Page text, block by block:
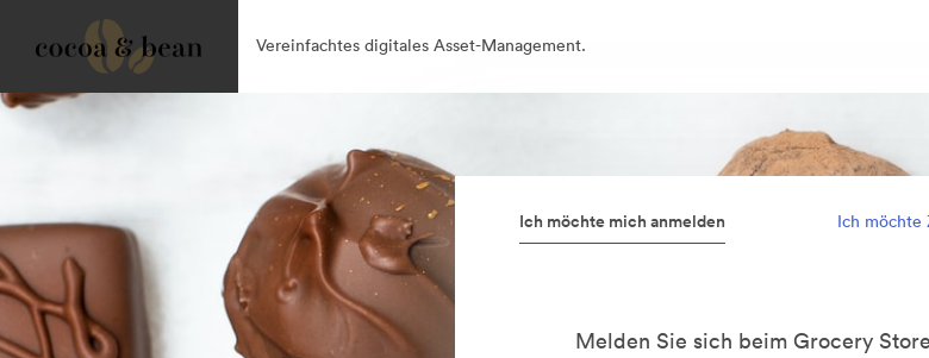
Vereinfachtes digitales Asset-Management.
Ich möchte mich anmelden Ich möchte
Melden Sie sich beim Grocery